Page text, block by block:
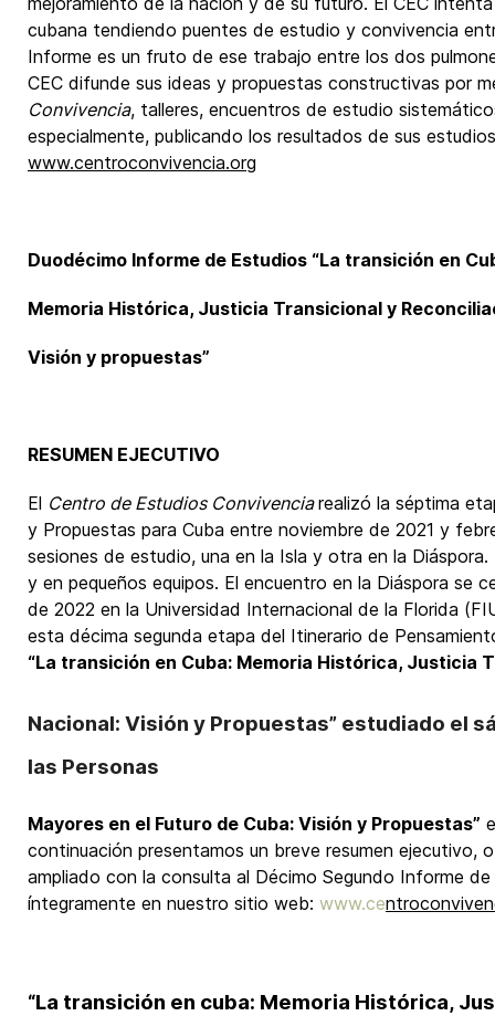
cubana tendiendo puentes de estudio y convivencia
Informe es un fruto de ese trabajo entre los dos
CEC difunde sus ideas y propuestas constructivas por
Convivencia, talleres, encuentros de estudio
especialmente, publicando los resultados de sus
www.centroconvivencia.org
Duodécimo Informe de Estudios “La transición en
Memoria Histórica, Justicia Transicional y
Visión y propuestas”
RESUMEN EJECUTIVO
El Centro de Estudios Convivenciarealizó la séptima
y Propuestas para Cuba entre noviembre de 2021 y
sesiones de estudio, una en la Isla y otra en la
y en pequeños equipos. El encuentro en la Diáspora se
de 2022 en la Universidad Internacional de la Florida
esta décima segunda etapa del Itinerario de
“La transición en Cuba: Memoria Histórica, Justicia
Nacional: Visión y Propuestas” estudiado el
las Personas
Mayores en el Futuro de Cuba: Visión y Propuestas”
continuación presentamos un breve resumen ejecutivo,
ampliado con la consulta al Décimo Segundo Informe
íntegramente en nuestro sitio web: www.ce
“La transición en cuba: Memoria Histórica,